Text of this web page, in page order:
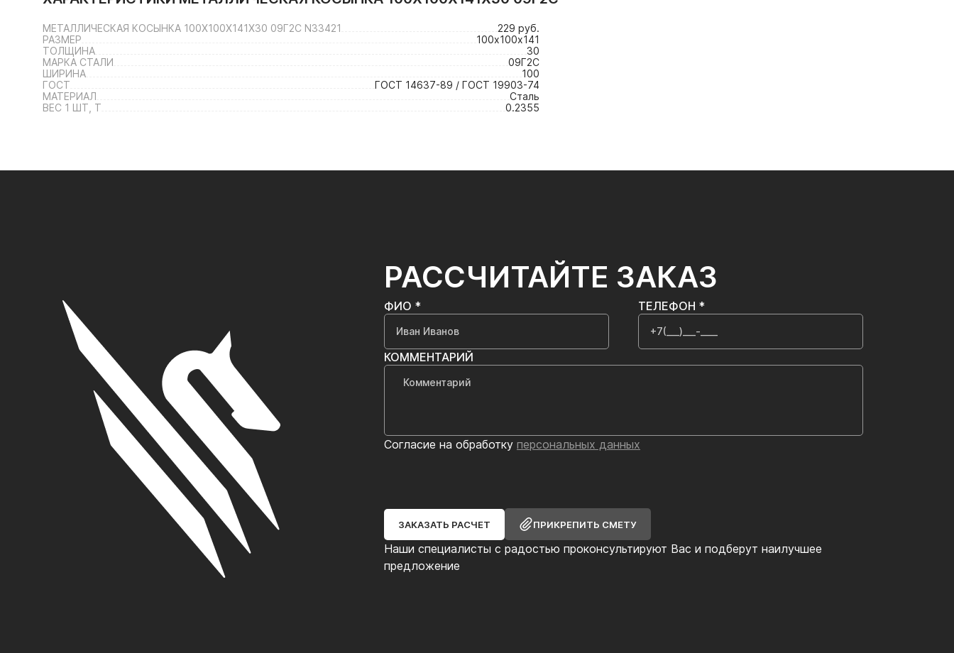
МЕТАЛЛИЧЕСКАЯ КОСЫНКА 100Х100Х141Х30 09Г2С N33421
229 руб.
РАЗМЕР
100х100х141
ТОЛЩИНА
30
МАРКА СТАЛИ
09Г2С
ШИРИНА
100
ГОСТ
ГОСТ 14637-89 / ГОСТ 19903-74
МАТЕРИАЛ
Сталь
ВЕС 1 ШТ, Т
0.2355
РАССЧИТАЙТЕ ЗАКАЗ
Наши специалисты с радостью проконсультируют Вас и подберут наилучшее
предложение
ФИО * ТЕЛЕФОН *
КОММЕНТАРИЙ
Согласие на обработку персональных данных
ЗАКАЗАТЬ РАСЧЕТ ПРИКРЕПИТЬ СМЕТУ